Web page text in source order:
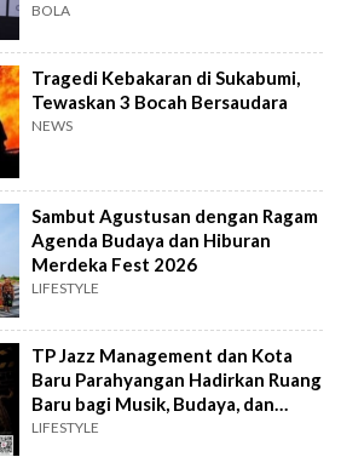
BOLA
Tragedi Kebakaran di Sukabumi,
Tewaskan 3 Bocah Bersaudara
NEWS
Sambut Agustusan dengan Ragam
Agenda Budaya dan Hiburan
Merdeka Fest 2026
LIFESTYLE
TP Jazz Management dan Kota
Baru Parahyangan Hadirkan Ruang
Baru bagi Musik, Budaya, dan
Komunitas
LIFESTYLE